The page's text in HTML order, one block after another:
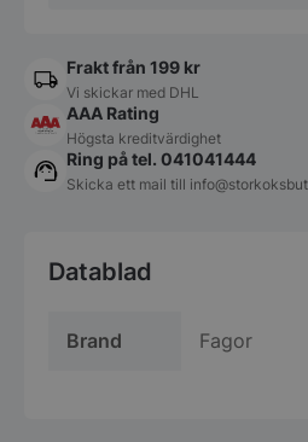
Frakt från 199 kr
Vi skickar med DHL
AAA Rating
Högsta kreditvärdighet
Ring på tel. 041041444
Skicka ett mail till
Datablad
Brand Fagor